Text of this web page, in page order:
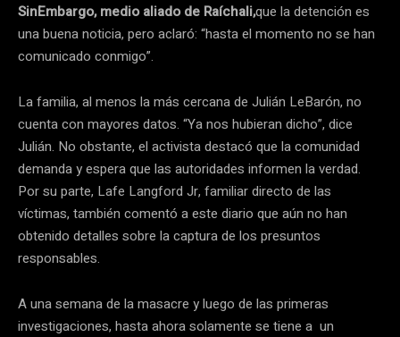
SinEmbargo, medio aliado de Raíchali,que la detención es
una buena noticia, pero aclaró: “hasta el momento no se han
comunicado conmigo”.
La familia, al menos la más cercana de Julián LeBarón, no
cuenta con mayores datos. “Ya nos hubieran dicho”, dice
Julián. No obstante, el activista destacó que la comunidad
demanda y espera que las autoridades informen la verdad.
Por su parte, Lafe Langford Jr, familiar directo de las
víctimas, también comentó a este diario que aún no han
obtenido detalles sobre la captura de los presuntos
responsables.
A una semana de la masacre y luego de las primeras
investigaciones, hasta ahora solamente se tiene a un